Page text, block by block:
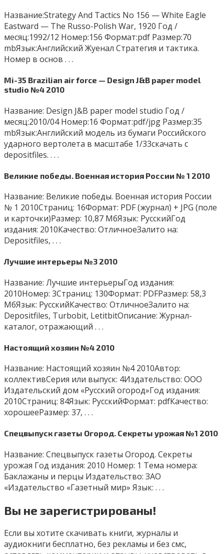
Название:Strategy And Tactics No 156 — White Eagle
Eastward — The Russo-Polish War, 1920 Год /
месяц:1992/12 Номер:156 Формат:pdf Размер:70
mbЯзык:Английский Жуенал Стратегия и тактика.
Номер в основ . . .
Mi-35 Brazilian air force — Design J&B paper model
studio №4 2010
Название: Design J&B paper model studio Год /
месяц:2010/04 Номер:16 Формат:pdf/jpg Размер:35
mbЯзык:Английский модель из бумаги Российского
ударного вертолета в масштабе 1/33скачать с
depositfiles. . . .
Великие победы. Военная история России № 1 2010
Название: Великие победы. Военная история России
№ 1 2010Страниц: 16Формат: PDF (журнал) + JPG (поле
и карточки)Размер: 10,87 МбЯзык: РусскийГод
издания: 2010Качество: ОтличноеЗалито на:
Depositfiles, . . .
Лучшие интерьеры №3 2010
Название: Лучшие интерьерыГод издания:
2010Номер: 3Страниц: 130Формат: PDFРазмер: 58,3
МбЯзык: РусскийКачество: ОтличноеЗалито на:
Depositfiles, Turbobit, LetitbitОписание: Журнал-
каталог, отражающий . . .
Настоящий хозяин №4 2010
Название: Настоящий хозяин №4 2010Автор:
коллективСерия или выпуск: 4Издательство: ООО
Издательский дом «Русский огород»Год издания:
2010Страниц: 84Язык: РусскийФормат: pdfКачество:
хорошееРазмер: 37, . . .
Спецвыпуск газеты Огород. Секреты урожая №1 2010
Название: Спецвыпуск газеты Огород. Секреты
урожая Год издания: 2010 Номер: 1 Тема номера:
Баклажаны и перцы Издательство: ЗАО
«Издательство «Газетный мир» Язык: . . .
Вы не зарегистрированы!
Если вы хотите скачивать книги, журналы и
аудиокниги бесплатно, без рекламы и без смс,